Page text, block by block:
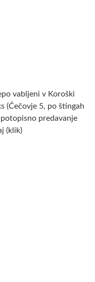
vabljeni v Koroški
(Čečovje 5, po štingah
predavanje
(klik)